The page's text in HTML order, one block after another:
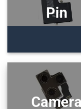
Pin
Camera